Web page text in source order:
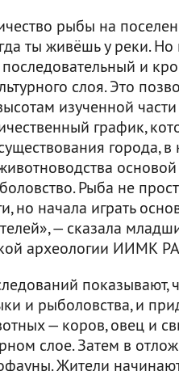
рыбы на
ты живёшь у реки.
и
слоя. Это
изученной
график,
города,
основой
Рыба не
но начала играть
— сказала
археологии ИИМК
показывают,
и рыболовства, и
— коров, овец и
слое. Затем в
Жители